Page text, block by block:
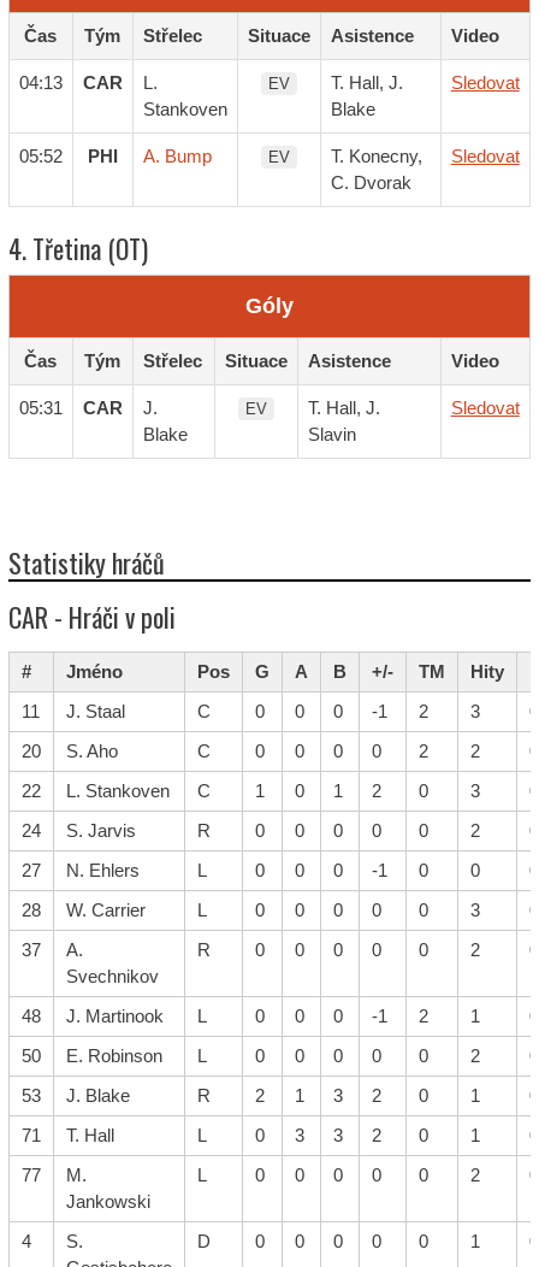
Čas Tým Střelec Situace Asistence Video
04:13 CAR
L.
Stankoven
EV
T. Hall, J.
Blake
Sledovat
05:52 PHI A. Bump EV
T. Konecny,
C. Dvorak
Sledovat
4. Třetina (OT)
Góly
Čas Tým Střelec Situace Asistence Video
05:31 CAR
J.
Blake
EV
T. Hall, J.
Slavin
Sledovat
Statistiky hráčů
CAR - Hráči v poli
# Jméno Pos G A B +/- TM Hity
11
J. Staal C 0 0 0 -1 2 3
0
20
S. Aho C 0 0 0 0 2 2
0
22
L. Stankoven C 1 0 1 2 0 3
0
24
S. Jarvis R 0 0 0 0 0 2
0
27
N. Ehlers L 0 0 0 -1 0 0
0
28
W. Carrier L 0 0 0 0 0 3
0
37
A.
Svechnikov
R 0 0 0 0 0 2 0
48 J. Martinook L 0 0 0 -1 2 1
0
50
E. Robinson L 0 0 0 0 0 2
0
53
J. Blake R 2 1 3 2 0 1
0
71
T. Hall L 0 3 3 2 0 1
0
77
M.
Jankowski
L 0 0 0 0 0 2 0
4
S.
D 0 0 0 0 0 1 0